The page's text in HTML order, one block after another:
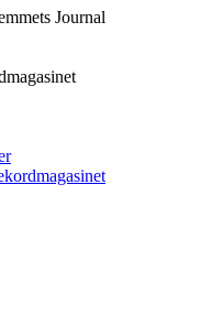
Journal